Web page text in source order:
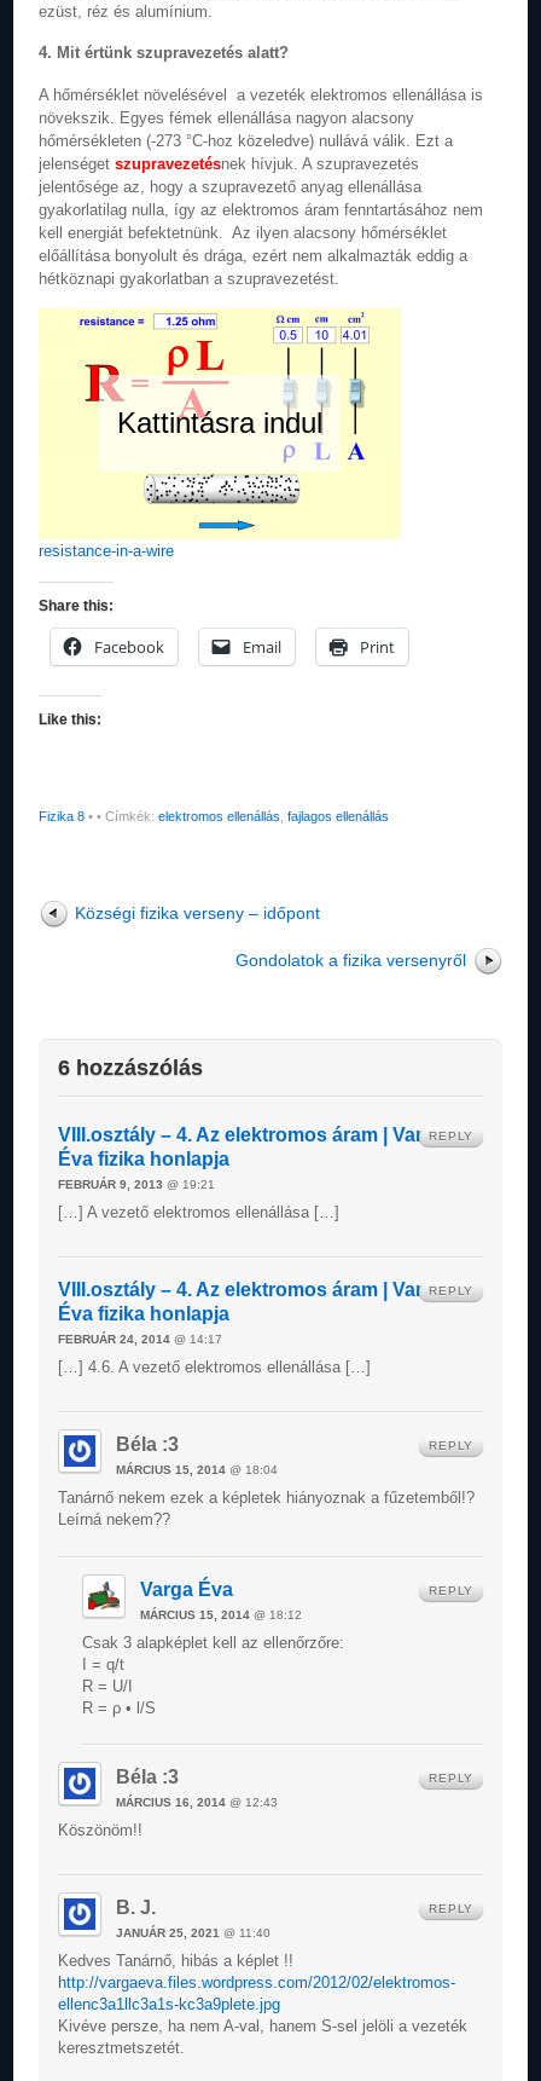
ezüst, réz és alumínium.
4. Mit értünk szupravezetés alatt?
A hőmérséklet növelésével a vezeték elektromos ellenállása is
növekszik. Egyes fémek ellenállása nagyon alacsony
hőmérsékleten (-273 °C-hoz közeledve) nullává válik. Ezt a
jelenségetszupravezetésnek hívjuk. A szupravezetés
jelentősége az, hogy a szupravezető anyag ellenállása
gyakorlatilag nulla, így az elektromos áram fenntartásához nem
kell energiát befektetnünk. Az ilyen alacsony hőmérséklet
előállítása bonyolult és drága, ezért nem alkalmazták eddig a
hétköznapi gyakorlatban a szupravezetést.
Kattintásra indul
resistance-in-a-wire
Share this:
Facebook Email Print
Like this:
Fizika 8 • • Címkék:elektromos ellenállás ,fajlagos ellenállás
Községi fizika verseny – időpont
Gondolatok a fizika versenyről
6 hozzászólás
VIII.osztály – 4. Az elektromos áram | Varga
Éva fizika honlapja
FEBRUÁR 9, 2013 @ 19:21
[…] A vezető elektromos ellenállása […]
REPLY
VIII.osztály – 4. Az elektromos áram | Varga
Éva fizika honlapja
FEBRUÁR 24, 2014@ 14:17
[…] 4.6. A vezető elektromos ellenállása […]
REPLY
Béla :3
MÁRCIUS 15, 2014@ 18:04
Tanárnő nekem ezek a képletek hiányoznak a fűzetemből!?
Leírná nekem??
REPLY
Varga Éva
MÁRCIUS 15, 2014@ 18:12
Csak 3 alapképlet kell az ellenőrzőre:
I = q/t
R = U/I
R = ρ • l/S
REPLY
Béla :3
MÁRCIUS 16, 2014@ 12:43
Köszönöm!!
REPLY
B. J.
JANUÁR 25, 2021@ 11:40
Kedves Tanárnő, hibás a képlet !!
http://vargaeva.files.wordpress.com/2012/02/elektromos-
ellenc3a1llc3a1s-kc3a9plete.jpg
Kivéve persze, ha nem A-val, hanem S-sel jelöli a vezeték
keresztmetszetét.
REPLY